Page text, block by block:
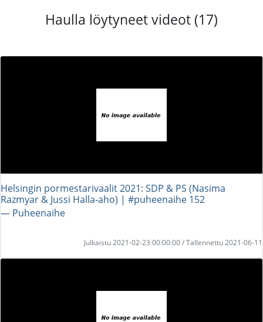
Haulla löytyneet videot (17)
Helsingin pormestarivaalit 2021: SDP & PS (Nasima
Razmyar & Jussi Halla-aho) | #puheenaihe 152
― Puheenaihe
Julkaistu 2021-02-23 00:00:00 / Tallennettu 2021-06-11